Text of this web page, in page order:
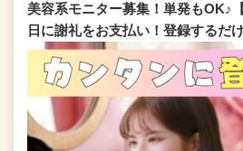
美容系モニター募集！単発もOK♪
日に謝礼をお支払い！登録するだ